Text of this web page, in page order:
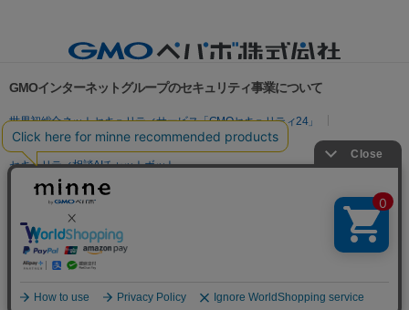
GMOインターネットグループのセキュリティ事業について
世界初総合ネットセキュリティサービス「GMOセキュリティ24」
パスワード漏洩診断
Webサイトリスク診断
セキュリティ相談AIチャットボット
実在証明・盗聴対策
サイバー攻撃対策（GMO Flatt Security）
セキュリティ事業の軌跡